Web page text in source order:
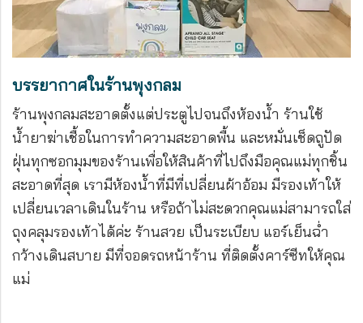
บรรยากาศในร้านพุงกลม
ร้านพุงกลมสะอาดตั้งแต่ประตูไปจนถึงห้องน้ำ ร้านใช้
น้ำยาฆ่าเชื้อในการทำความสะอาดพื้น และหมั่นเช็ดถูปัด
ฝุ่นทุกซอกมุมของร้านเพื่อให้สินค้าที่ไปถึงมือคุณแม่ทุกชิ้น
สะอาดที่สุด เรามีห้องน้ำที่มีที่เปลี่ยนผ้าอ้อม มีรองเท้าให้
เปลี่ยนเวลาเดินในร้าน หรือถ้าไม่สะดวกคุณแม่สามารถใส่
ถุงคลุมรองเท้าได้ค่ะ ร้านสวย เป็นระเบียบ แอร์เย็นฉ่ำ
กว้างเดินสบาย มีที่จอดรถหน้าร้าน ที่ติดตั้งคาร์ซีทให้คุณ
แม่